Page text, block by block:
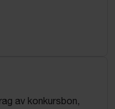
av konkursbon,